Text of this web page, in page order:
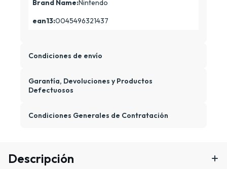
Brand Name:Nintendo
ean13:0045496321437
Condiciones de envío
Garantía, Devoluciones y Productos
Defectuosos
Condiciones Generales de Contratación
Descripción